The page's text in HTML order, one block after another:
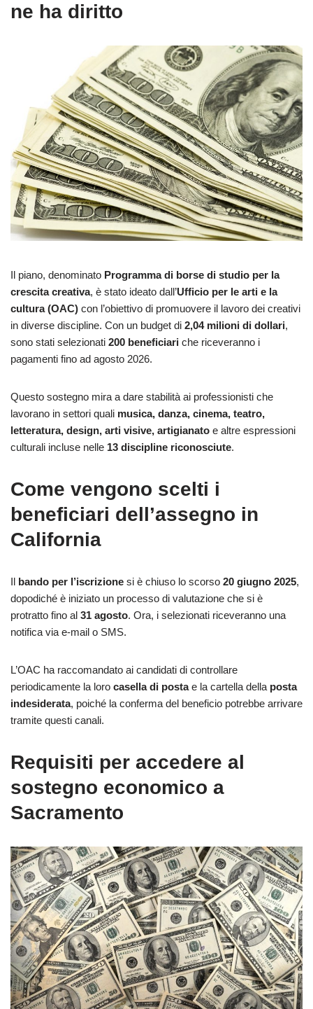
ne ha diritto
Il piano, denominato Programma di borse di studio per la
crescita creativa, è stato ideato dall’Ufficio per le arti e la
cultura (OAC) con l’obiettivo di promuovere il lavoro dei creativi
in diverse discipline. Con un budget di 2,04 milioni di dollari,
sono stati selezionati 200 beneficiari che riceveranno i
pagamenti fino ad agosto 2026.
Questo sostegno mira a dare stabilità ai professionisti che
lavorano in settori quali musica, danza, cinema, teatro,
letteratura, design, arti visive, artigianato e altre espressioni
culturali incluse nelle 13 discipline riconosciute.
Come vengono scelti i
beneficiari dell’assegno in
California
Il bando per l’iscrizione si è chiuso lo scorso 20 giugno 2025,
dopodiché è iniziato un processo di valutazione che si è
protratto fino al 31 agosto. Ora, i selezionati riceveranno una
notifica via e-mail o SMS.
L’OAC ha raccomandato ai candidati di controllare
periodicamente la loro casella di postae la cartella della posta
indesiderata, poiché la conferma del beneficio potrebbe arrivare
tramite questi canali.
Requisiti per accedere al
sostegno economico a
Sacramento